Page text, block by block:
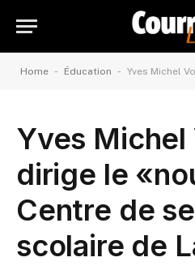
Home - Éducation - Yves Michel Volcy
Yves Michel
dirige le
Centre de
scolaire de